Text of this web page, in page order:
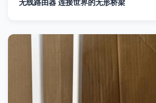
无线路由器 连接世界的无形桥梁